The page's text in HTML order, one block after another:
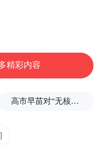
的一半。我们要重
调对接这类有时代
。在写作上，标题
宾从实务指导、理
精彩内容
高市早苗对“无核三原则”含糊表态，长崎市长：核武是“绝对恶”